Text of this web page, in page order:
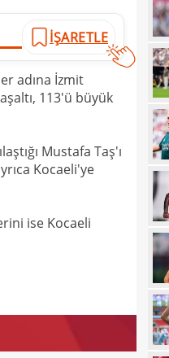
İŞARETLE
adına İzmit
113'ü büyük
Mustafa Taş'ı
Kocaeli'ye
ise Kocaeli